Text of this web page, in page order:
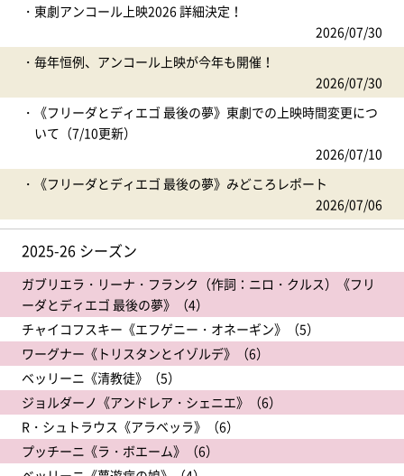
東劇アンコール上映2026 詳細決定！
2026/07/30
毎年恒例、アンコール上映が今年も開催！
2026/07/30
《フリーダとディエゴ 最後の夢》東劇での上映時間変更につ
いて（7/10更新）
2026/07/10
《フリーダとディエゴ 最後の夢》みどころレポート
2026/07/06
2025-26 シーズン
ガブリエラ・リーナ・フランク（作詞：ニロ・クルス）《フリ
ーダとディエゴ 最後の夢》（4）
チャイコフスキー《エフゲニー・オネーギン》（5）
ワーグナー《トリスタンとイゾルデ》（6）
ベッリーニ《清教徒》（5）
ジョルダーノ《アンドレア・シェニエ》（6）
R・シュトラウス《アラベッラ》（6）
プッチーニ《ラ・ボエーム》（6）